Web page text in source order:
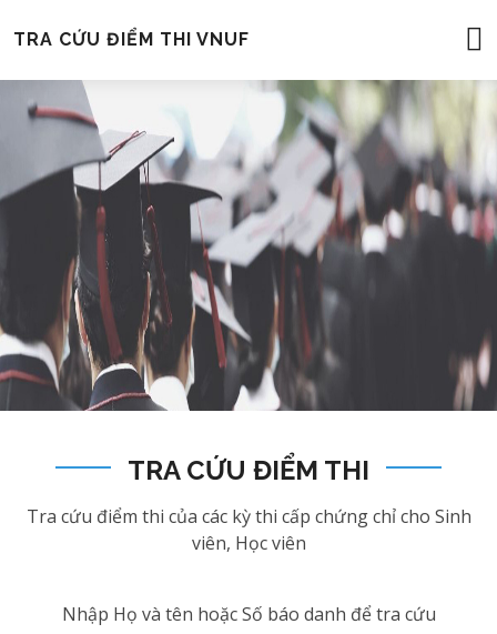
TRA CỨU ĐIỂM THI VNUF
TRA CỨU ĐIỂM THI
Tra cứu điểm thi của các kỳ thi cấp chứng chỉ cho Sinh
viên, Học viên
Nhập Họ và tên hoặc Số báo danh để tra cứu